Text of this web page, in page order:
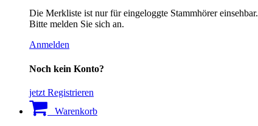
Die Merkliste ist nur für eingeloggte Stammhörer einsehbar.
Bitte melden Sie sich an.
Anmelden
Noch kein Konto?
jetzt Registrieren
Warenkorb